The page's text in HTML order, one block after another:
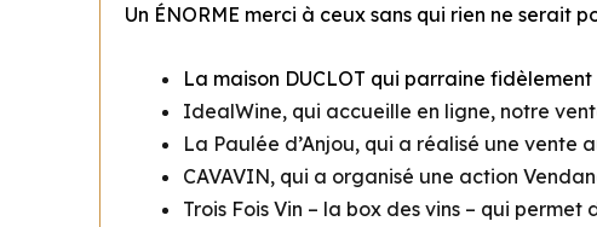
Un ÉNORME merci à ceux sans qui rien ne serait
La maison DUCLOT qui parraine fidèlement
IdealWine, qui accueille en ligne, notre
La Paulée d’Anjou, qui a réalisé une vente
CAVAVIN, qui a organisé une action
Trois Fois Vin – la box des vins – qui permet